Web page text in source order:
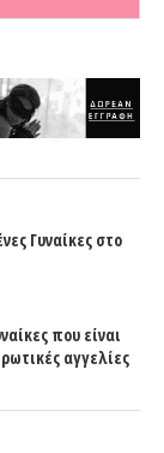
Γυναίκες στο
που είναι
αγγελίες